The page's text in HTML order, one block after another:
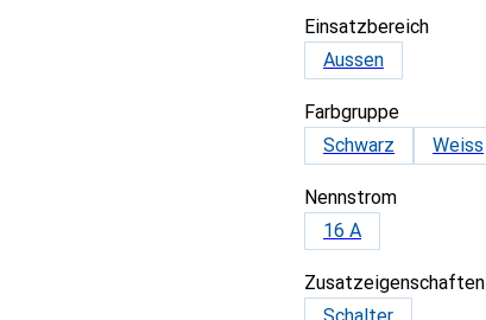
Einsatzbereich
Aussen
Farbgruppe
Schwarz
Weiss
Nennstrom
16 A
Zusatzeigenschaften